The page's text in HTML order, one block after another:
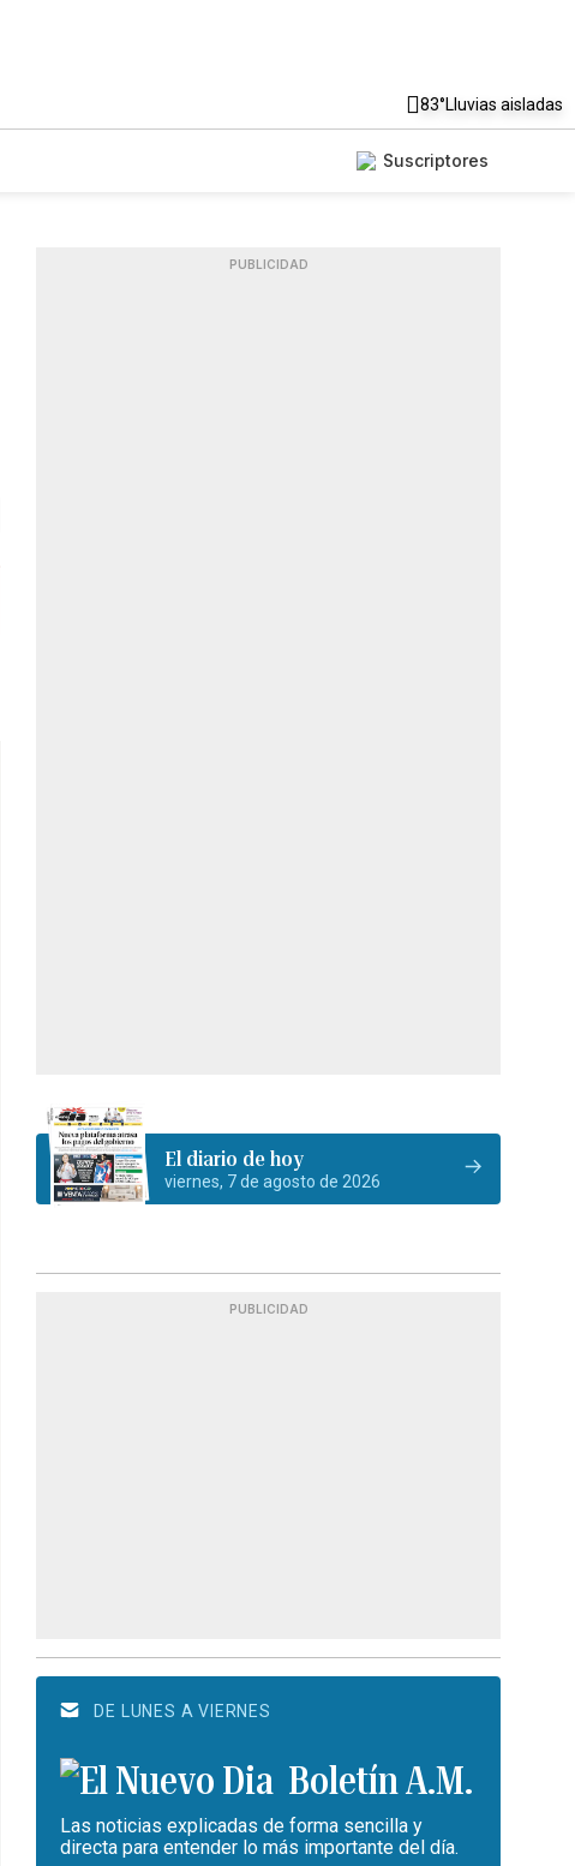
83°Lluvias aisladas
Suscriptores
PUBLICIDAD
El diario de hoy
viernes, 7 de agosto de 2026
PUBLICIDAD
DE LUNES A VIERNES
Boletín A.M.
Las noticias explicadas de forma sencilla y
directa para entender lo más importante del día.